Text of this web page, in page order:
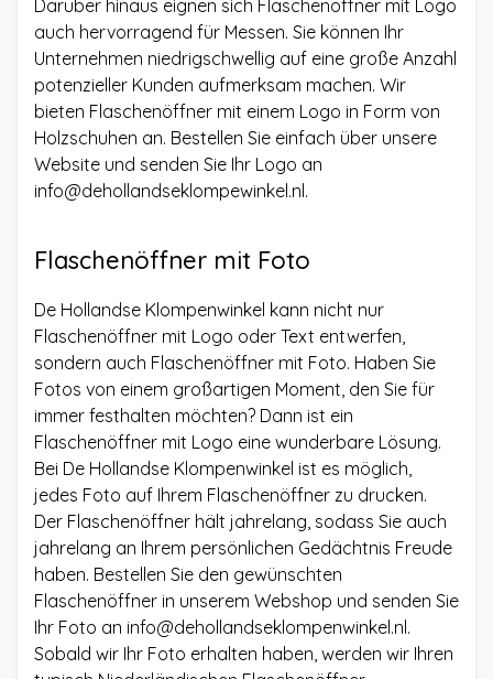
Darüber hinaus eignen sich Flaschenöffner mit Logo
auch hervorragend für Messen. Sie können Ihr
Unternehmen niedrigschwellig auf eine große Anzahl
potenzieller Kunden aufmerksam machen. Wir
bieten Flaschenöffner mit einem Logo in Form von
Holzschuhen an. Bestellen Sie einfach über unsere
Website und senden Sie Ihr Logo an
info@dehollandseklompewinkel.nl.
Flaschenöffner mit Foto
De Hollandse Klompenwinkel kann nicht nur
Flaschenöffner mit Logo oder Text entwerfen,
sondern auch Flaschenöffner mit Foto. Haben Sie
Fotos von einem großartigen Moment, den Sie für
immer festhalten möchten? Dann ist ein
Flaschenöffner mit Logo eine wunderbare Lösung.
Bei De Hollandse Klompenwinkel ist es möglich,
jedes Foto auf Ihrem Flaschenöffner zu drucken.
Der Flaschenöffner hält jahrelang, sodass Sie auch
jahrelang an Ihrem persönlichen Gedächtnis Freude
haben. Bestellen Sie den gewünschten
Flaschenöffner in unserem Webshop und senden Sie
Ihr Foto an info@dehollandseklompenwinkel.nl.
Sobald wir Ihr Foto erhalten haben, werden wir Ihren